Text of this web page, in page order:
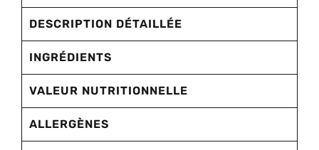
DESCRIPTION DÉTAILLÉE
INGRÉDIENTS
VALEUR NUTRITIONNELLE
ALLERGÈNES